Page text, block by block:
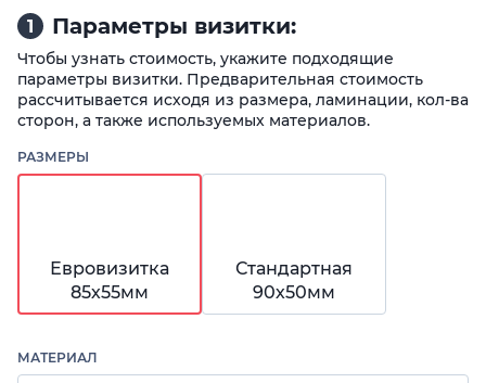
1 Параметры визитки:
Чтобы узнать стоимость, укажите подходящие
параметры визитки. Предварительная стоимость
рассчитывается исходя из размера, ламинации, кол-ва
сторон, а также используемых материалов.
РАЗМЕРЫ
Евровизитка
85х55мм
Стандартная
90х50мм
МАТЕРИАЛ